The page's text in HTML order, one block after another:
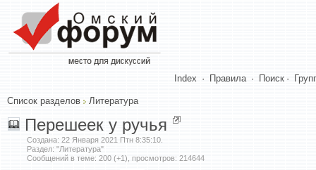
Index · Правила · Поиск ·
Список разделов Литература
Перешеек у ручья
Создана: 22 Января 2021 Птн 8:35:10
Раздел: "Литература"
Сообщений в теме: 200 (+1), просмотров: 214644